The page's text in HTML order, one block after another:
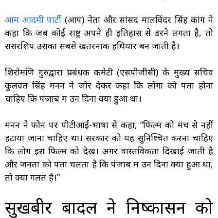
आम आदमी पार्टी(आप) नेता और सांसद मालविंदर सिंह कांग ने
कहा कि जब कोई राष्ट्र अपने ही इतिहास से डरने लगता है, तो
सेंसरशिप उसका सबसे खतरनाक हथियार बन जाती है।
शिरोमणि गुरुद्वारा प्रबंधक कमेटी (एसपीजीसी) के मुख्य सचिव
कुलवंत सिंह मनन ने जोर देकर कहा कि लोगों को पता होना
चाहिए कि पंजाब में उन दिनों क्या हुआ था।
मनन ने फोन पर पीटीआई-भाषा से कहा, ”फिल्म को मंच से नहीं
हटाया जाना चाहिए था। सरकार को यह सुनिश्चित करना चाहिए
कि लोग इस फिल्म को देखें। अगर वास्तविकता दिखाई जाती है
और जनता को पता चलता है कि पंजाब में उन दिनों क्या हुआ था,
तो क्या गलत है।”
सुखबीर बादल ने निष्कासन को